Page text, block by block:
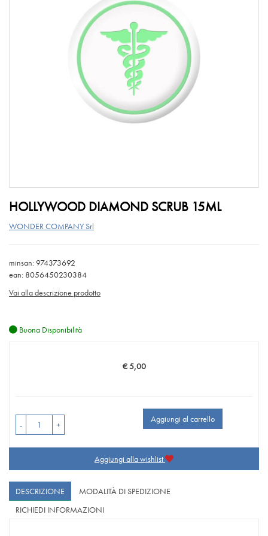
HOLLYWOOD DIAMOND SCRUB 15ML
WONDER COMPANY Srl
minsan: 974373692
ean: 8056450230384
Vai alla descrizione prodotto
Buona Disponibilità
Prezzo
€ 5,00
- +
Aggiungi al carrello
Aggiungi alla wishlist
DESCRIZIONE
MODALITÀ DI SPEDIZIONE
RICHIEDI INFORMAZIONI